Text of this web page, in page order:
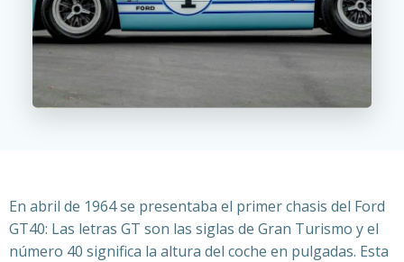
En abril de 1964 se presentaba el primer chasis del Ford
GT40: Las letras GT son las siglas de Gran Turismo y el
número 40 significa la altura del coche en pulgadas. Esta